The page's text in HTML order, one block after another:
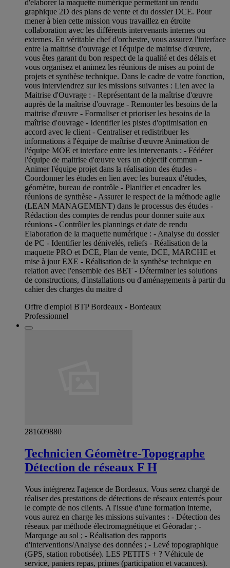
d'élaborer la maquette numérique permettant un rendu
graphique 2D des plans de vente et du dossier DCE. Pour
mener à bien cette mission vous travaillez en étroite
collaboration avec les différents intervenants internes ou
externes. En véritable chef d'orchestre, vous assurez l'interface
entre la maitrise d'ouvrage et l'équipe de maitrise d'œuvre,
vous êtes garant du bon respect de la qualité et des délais et
vous organisez et animez les réunions de mises au point de
projets et synthèse technique. Dans le cadre de votre fonction,
vous interviendrez sur les missions suivantes : Lien avec la
Maitrise d'Ouvrage : - Représentant de la maîtrise d'œuvre
auprès de la maîtrise d'ouvrage - Remonter les besoins de la
maitrise d'œuvre - Formaliser et prioriser les besoins de la
maîtrise d'ouvrage - Identifier les pistes d'optimisation en
accord avec le client - Centraliser et redistribuer les
informations à l'équipe de maîtrise d'œuvre Animation de
l'équipe MOE et interface entre les intervenants : - Fédérer
l'équipe de maitrise d'œuvre vers un objectif commun -
Animer l'équipe projet dans la réalisation des études -
Coordonner les études en lien avec les bureaux d'études,
géomètre, bureau de contrôle - Planifier et encadrer les
réunions de synthèse - Assurer le respect de la méthode agile
(LEAN MANAGEMENT) dans le processus des études -
Rédaction des comptes de rendus pour donner suite aux
réunions - Contrôler les plannings et date de rendu
Elaboration de la maquette numérique : - Analyse du dossier
de PC - Identifier les dénivelés, reliefs - Réalisation de la
maquette PRO et DCE, Plan de vente, DCE, MARCHE et
mise à jour EXE - Réalisation de la synthèse technique en
relation avec l'ensemble des BET - Déterminer les solutions
de constructions, d'installations ou d'aménagements à partir du
cahier des charges du maitre d
Offre d'emploi BTP Bordeaux - Bordeaux
Professionnel
281609880
Technicien Géomètre-Topographe
Détection de réseaux F H
Vous intégrerez l'agence de Bordeaux. Vous serez chargé de
réaliser des prestations de détections de réseaux enterrés pour
le compte de nos clients. A l'issue d'une formation interne,
vous aurez en charge les missions suivantes : - Détection des
réseaux par méthode électromagnétique et Géoradar ; -
Marquage au sol ; - Réalisation des rapports
d'interventions/Analyse des données ; - Levé topographique
(GPS, station robotisée). LES PETITS + ? Véhicule de
service, paniers repas, primes (participation et vacances).